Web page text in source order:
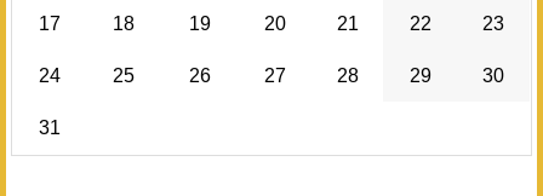
17 18 19 20 21 22 23
24 25 26 27 28 29 30
31